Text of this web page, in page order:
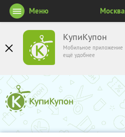
КупиКупон
Мобильное приложение
ещё удобнее
Меню Москва